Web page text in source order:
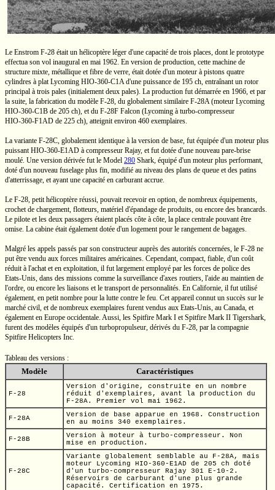
Le Enstrom F-28 était un hélicoptère léger d'une capacité de trois places, dont le prototype
effectua son vol inaugural en mai 1962. En version de production, cette machine de
structure mixte, métallique et fibre de verre, était dotée d'un moteur à pistons quatre
cylindres à plat Lycoming HIO-360-C1Ad'une puissance de 195 ch, entraînant un rotor
principal à trois pales (initialement deux pales). La production fut démarrée en 1966, et par
la suite, la fabrication du modèle F-28, du globalement similaire F-28A(moteur Lycoming
HIO-360-C1B de 205 ch), et du F-28F Falcon (Lycoming à turbo-compresseur
HIO-360-F1AD de 225 ch), atteignit environ 460 exemplaires.
La variante F-28C, globalement identique à la version de base, fut équipée d'un moteur plus
puissantHIO-360-E1AD à compresseur Rajay, et fut dotée d'une nouveau pare-brise
moulé. Une version dérivée fut le Model 280 Shark, équipé d'un moteur plus performant,
doté d'un nouveau fuselage plus fin, modifié au niveau des plans de queue et des patins
d'atterrissage, et ayant une capacité en carburant accrue.
Le F-28, petit hélicoptère réussi, pouvait recevoir en option, de nombreux équipements,
crochet de chargement, flotteurs, matériel d'épandage de produits, ou encore des brancards.
Le pilote et les deux passagers étaient placés côte à côte, la place centrale pouvant être
omise. La cabine était également dotée d'un logement pour le rangement de bagages.
Malgré les appels passés par son constructeur auprès des autorités concernées, le F-28 ne
put être vendu aux forces militaires américaines. Cependant, compact, fiable, d'un coût
réduit à l'achat et en exploitation, il fut largement employé par les forces de police des
Etats-Unis, dans des missions comme la surveillance d'axes routiers, l'aide au maintien de
l'ordre, ou encore les liaisons et le transport de personnalités. En Californie, il fut utilisé
également, en petit nombre pour la lutte contre le feu. Cet appareil connut un succès sur le
marché civil, et de nombreux exemplaires furent vendus aux Etats-Unis, au Canada, et
également en Europe occidentale. Aussi, les Spitfire Mark I et Spitfire Mark II Tigershark,
furent des modèles équipés d'un turbopropulseur, dérivés du F-28, par la compagnie
Spitfire Helicopters Inc.
Tableau des versions :
Modèle Caractéristiques
F-28
Version d'origine, construite en un nombre
réduit d'exemplaires, avant la production du
F-28A.
Premier vol mai 1962.
F-28A
Version de base apparue en 1968. Construction
en au moins 340 exemplaires.
F-28B Version à moteur à turbo-compresseur.
Non
mise en production.
F-28C
Variante globalement semblable au F-28A,
mais
moteur Lycoming HIO-360-E1AD de 205 ch doté
d'un turbo-compresseur Rajay 301 E-10-2.
Réservoirs de carburant d'une plus grande
capacité. Certification en 1975.